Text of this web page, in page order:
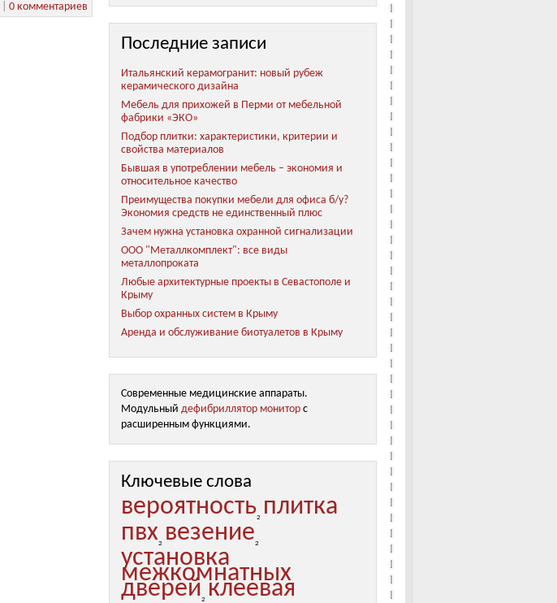
0 комментариев
Последние записи
Итальянский керамогранит: новый рубеж
керамического дизайна
Мебель для прихожей в Перми от мебельной
фабрики «ЭКО»
Подбор плитки: характеристики, критерии и
свойства материалов
Бывшая в употреблении мебель – экономия и
относительное качество
Преимущества покупки мебели для офиса б/у?
Экономия средств не единственный плюс
Зачем нужна установка охранной сигнализации
ООО "Металлкомплект": все виды
металлопроката
Любые архитектурные проекты в Севастополе и
Крыму
Выбор охранных систем в Крыму
Аренда и обслуживание биотуалетов в Крыму
Современные медицинские аппараты.
Модульный дефибриллятор монитор с
расширенным функциями.
Ключевые слова
вероятность2 плитка
пвх2 везение2
установка
межкомнатных
дверей2 клеевая